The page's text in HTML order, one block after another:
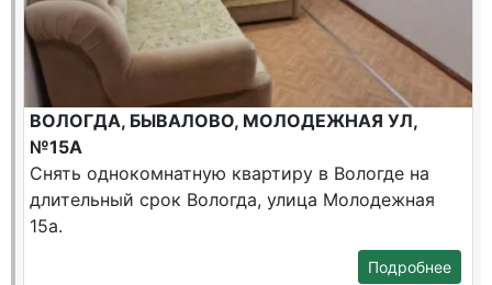
ВОЛОГДА, БЫВАЛОВО, МОЛОДЕЖНАЯ УЛ,
№15А
Снять однокомнатную квартиру в Вологде на
длительный срок Вологда, улица Молодежная
15а.
Подробнее